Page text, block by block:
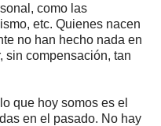
como las
etc. Quienes nacen
no han hecho nada en
sin compensación, tan
que hoy somos es el
en el pasado. No hay